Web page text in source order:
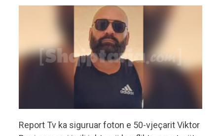
Report Tv ka siguruar foton e 50-vjeçarit Viktor